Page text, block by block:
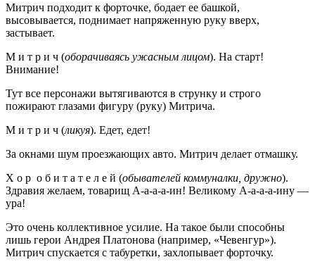
Митрич подходит к форточке, бодает ее башкой,
высовывается, поднимает напряженную руку вверх,
застывает.
М и т р и ч (оборачиваясь ужасным лицом). На старт!
Внимание!
Тут все персонажи вытягиваются в струнку и строго
пожирают глазами фигуру (руку) Митрича.
М и т р и ч (ликуя). Едет, едет!
За окнами шум проезжающих авто. Митрич делает отмашку.
Х о р о б и т а т е л е й (обывателей коммуналки, дружно).
Здравия желаем, товарищ А-а-а-а-ин! Великому А-а-а-а-ину —
ура!
Это очень коллективное усилие. На такое были способны
лишь герои Андрея Платонова (например, «Чевенгур»).
Митрич спускается с табуретки, захлопывает форточку.